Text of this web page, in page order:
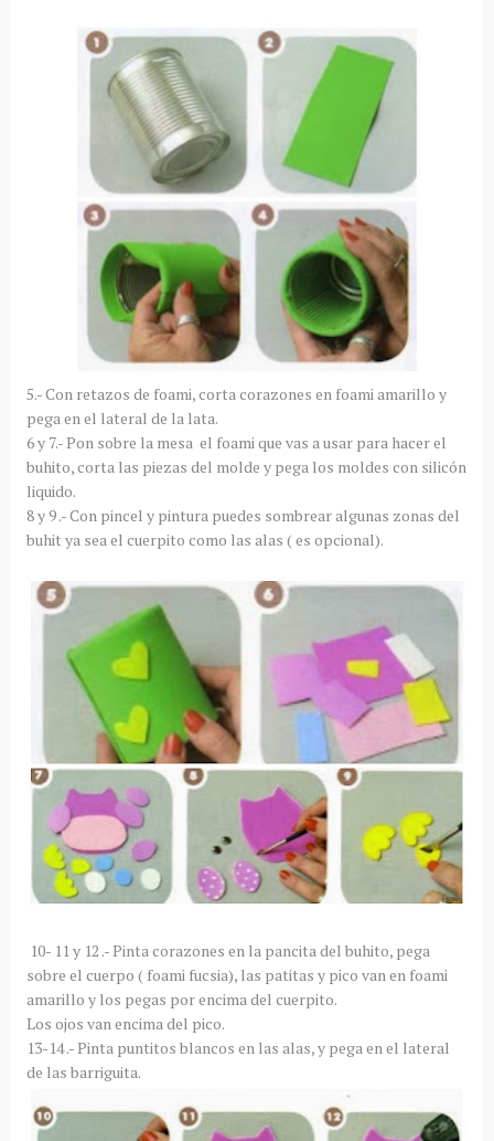
5.- Con retazos de foami, corta corazones en foami amarillo y
pega en el lateral de la lata.
6 y 7.- Pon sobre la mesa el foami que vas a usar para hacer el
buhito, corta las piezas del molde y pega los moldes con silicón
liquido.
8 y 9 .- Con pincel y pintura puedes sombrear algunas zonas del
buhit ya sea el cuerpito como las alas ( es opcional).
10- 11 y 12 .- Pinta corazones en la pancita del buhito, pega
sobre el cuerpo ( foami fucsia), las patitas y pico van en foami
amarillo y los pegas por encima del cuerpito.
Los ojos van encima del pico.
13-14 .- Pinta puntitos blancos en las alas, y pega en el lateral
de las barriguita.